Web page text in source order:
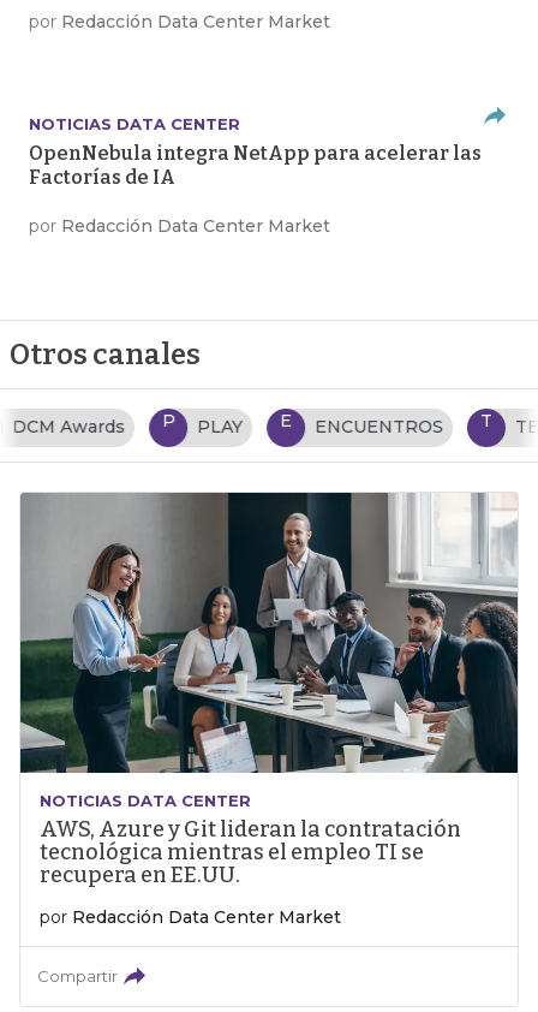
por Redacción Data Center Market
NOTICIAS DATA CENTER
OpenNebula integra NetApp para acelerar las
Factorías de IA
por Redacción Data Center Market
Otros canales
P PLAY E ENCUENTROS T TENDENCIAS TI
NOTICIAS DATA CENTER
AWS, Azure y Git lideran la contratación
tecnológica mientras el empleo TI se
recupera en EE.UU.
por Redacción Data Center Market
Compartir